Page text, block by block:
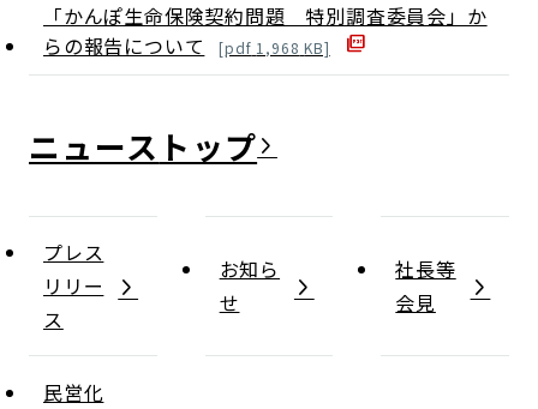
「かんぽ生命保険契約問題 特別調査委員会」か
らの報告について
[pdf 1,968 KB]
ニュース
プレス
リリー
ス
お知ら
せ
社長等
会見
民営化